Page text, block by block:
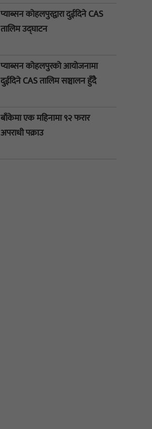
प्याब्सन कोहलपुरद्वारा दुईदिने CAS
तालिम उद्घाटन
प्याब्सन कोहलपुरको आयोजनामा
दुईदिने CAS तालिम सञ्चालन हुँदै
बाँकेमा एक महिनामा ९२ फरार
अपराधी पक्राउ